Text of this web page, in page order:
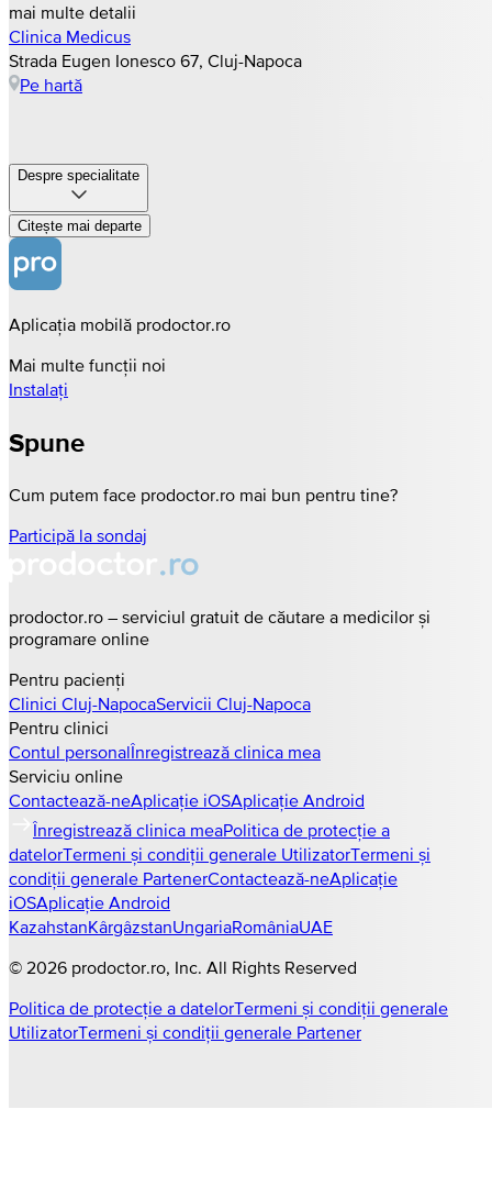
mai multe detalii
Clinica Medicus
Strada Eugen Ionesco 67, Cluj-Napoca
Pe hartă
Despre specialitate
Citește mai departe
Aplicația mobilă prodoctor.ro
Mai multe funcții noi
Instalați
Spune
Cum putem face prodoctor.ro mai bun pentru tine?
Participă la sondaj
prodoctor.ro – serviciul gratuit de căutare a medicilor și
programare online
Pentru pacienți
Clinici Cluj-NapocaServicii Cluj-Napoca
Pentru clinici
Contul personalÎnregistrează clinica mea
Serviciu online
Contactează-neAplicație iOSAplicație Android
Înregistrează clinica meaPolitica de protecție a
datelorTermeni și condiții generale UtilizatorTermeni și
condiții generale PartenerContactează-neAplicație
iOSAplicație Android
KazahstanKârgâzstanUngariaRomâniaUAE
© 2026 prodoctor.ro , Inc. All Rights Reserved
Politica de protecție a datelorTermeni și condiții generale
UtilizatorTermeni și condiții generale Partener